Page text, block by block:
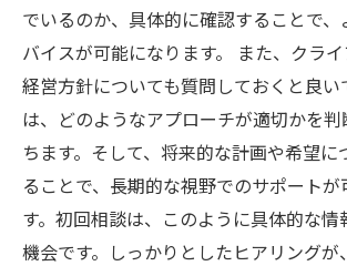
でいるのか、具体的に確認することで、
バイスが可能になります。 また、クラ
経営方針についても質問しておくと良
は、どのようなアプローチが適切かを
ちます。そして、将来的な計画や希望に
ることで、長期的な視野でのサポートが
す。初回相談は、このように具体的な情
機会です。しっかりとしたヒアリング